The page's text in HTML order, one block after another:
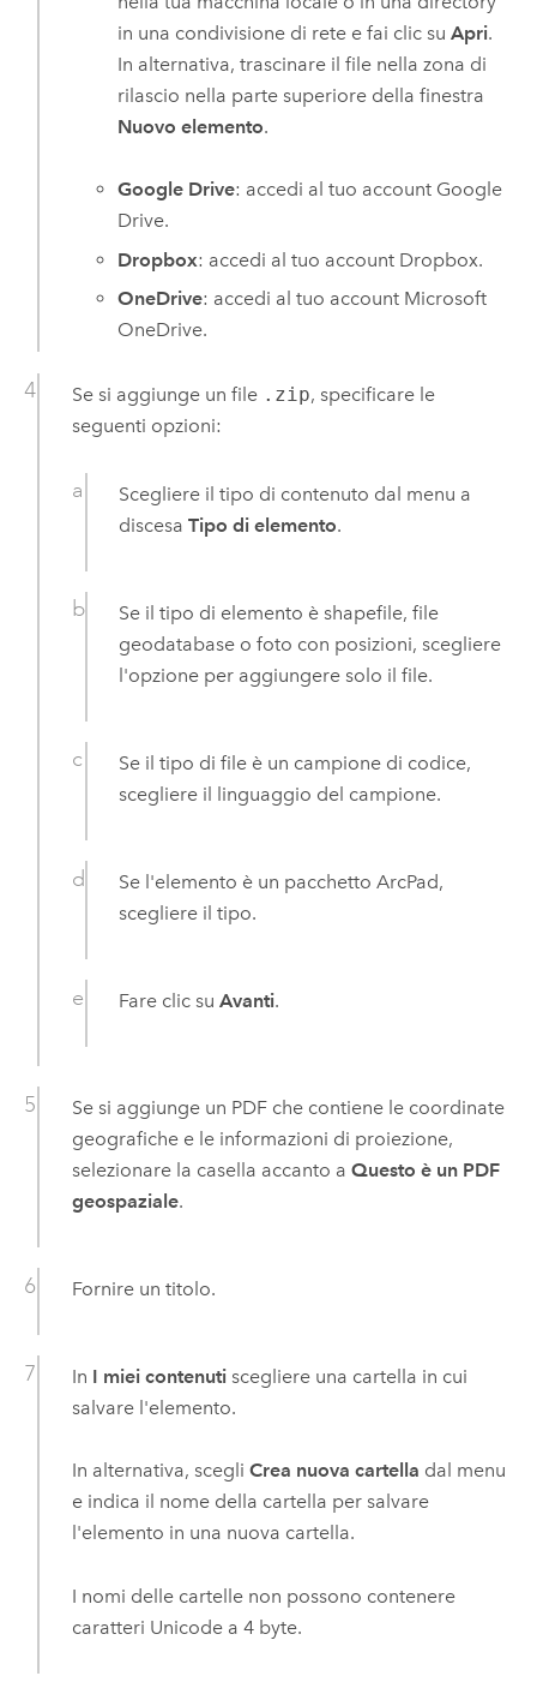
in una condivisione di rete e fai clic suApri.
In alternativa, trascinare il file nella zona di
rilascio nella parte superiore della finestra
Nuovo elemento.
Google Drive: accedi al tuo account Google
Drive.
Dropbox: accedi al tuo account Dropbox.
OneDrive: accedi al tuo account Microsoft
OneDrive.
Se si aggiunge un file .zip, specificare le
seguenti opzioni:
Scegliere il tipo di contenuto dal menu a
discesaTipo di elemento.
Se il tipo di elemento è shapefile, file
geodatabase o foto con posizioni, scegliere
l'opzione per aggiungere solo il file.
Se il tipo di file è un campione di codice,
scegliere il linguaggio del campione.
Se l'elemento è un pacchetto ArcPad,
scegliere il tipo.
Fare clic suAvanti.
Se si aggiunge un PDF che contiene le coordinate
geografiche e le informazioni di proiezione,
selezionare la casella accanto a Questo è un PDF
geospaziale.
Fornire un titolo.
In I miei contenutiscegliere una cartella in cui
salvare l'elemento.
In alternativa, scegli Crea nuova cartella dal menu
e indica il nome della cartella per salvare
l'elemento in una nuova cartella.
I nomi delle cartelle non possono contenere
caratteri Unicode a 4 byte.